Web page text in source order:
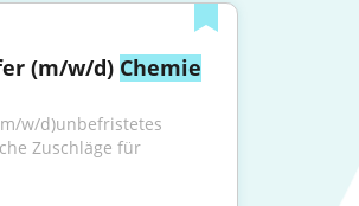
(m/w/d) Chemie
w/d)unbefristetes
Zuschläge für